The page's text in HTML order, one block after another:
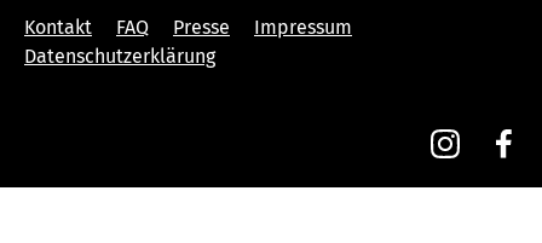
Kontakt FAQ Presse
Impressum
Datenschutzerklärung